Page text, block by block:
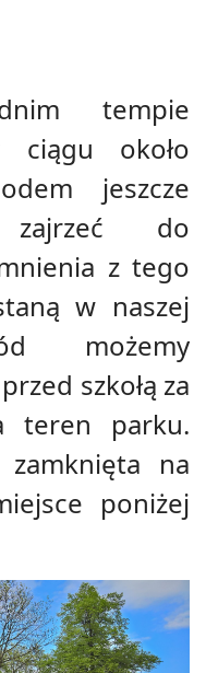
tempie
ciągu około
jeszcze
zajrzeć do
z tego
w naszej
możemy
szkołą za
teren parku.
zamknięta na
poniżej